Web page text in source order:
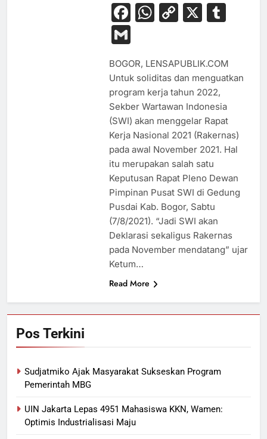
Facebook
WhatsApp
Copy
X
Gmail
BOGOR, LENSAPUBLIK.COM
Untuk soliditas dan menguatkan
program kerja tahun 2022,
Sekber Wartawan Indonesia
(SWI) akan menggelar Rapat
Kerja Nasional 2021 (Rakernas)
pada awal November 2021. Hal
itu merupakan salah satu
Keputusan Rapat Pleno Dewan
Pimpinan Pusat SWI di Gedung
Pusdai Kab. Bogor, Sabtu
(7/8/2021). “Jadi SWI akan
Deklarasi sekaligus Rakernas
pada November mendatang” ujar
Ketum…
Read More
Pos Terkini
Sudjatmiko Ajak Masyarakat Sukseskan Program
Pemerintah MBG
UIN Jakarta Lepas 4951 Mahasiswa KKN, Wamen:
Optimis Industrialisasi Maju